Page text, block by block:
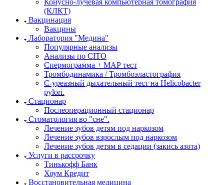
Конусно-лучевая компьютерная томография
(КЛКТ)
Вакцинация
Вакцины
Лаборатория "Медина"
Популярные анализы
Анализы по CITO
Спермограмма + МАР тест
Тромбодинамика / Тромбоэластография
С-уреазный дыхательный тест на Helicobacter
pylori.
Стационар
Послеоперационный стационар
Стоматология во "сне".
Лечение зубов детям под наркозом
Лечение зубов взрослым под наркозом
Лечение зубов детям в седации (закись азота)
Услуги в рассрочку
Тинькофф Банк
Хоум Кредит
Восстановительная медицина